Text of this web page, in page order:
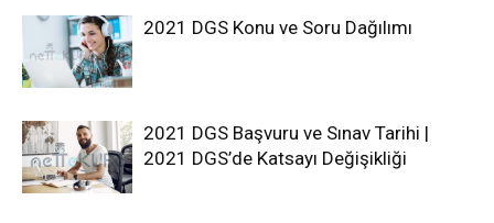
2021 DGS Konu ve Soru Dağılımı
2021 DGS Başvuru ve Sınav Tarihi |
2021 DGS’de Katsayı Değişikliği